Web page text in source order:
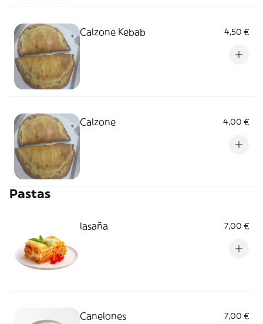
Calzone Kebab 4,50 €
Calzone 4,00 €
Pastas
lasaña 7,00 €
Canelones 7,00 €